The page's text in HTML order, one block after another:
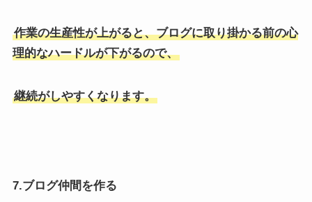
作業の生産性が上がると、ブログに取り掛かる前の心
理的なハードルが下がるので、
継続がしやすくなります。
7.ブログ仲間を作る